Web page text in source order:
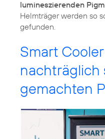
lumineszierenden
Helmträger werden so
gefunden.
Smart
nachträglich
gemachten